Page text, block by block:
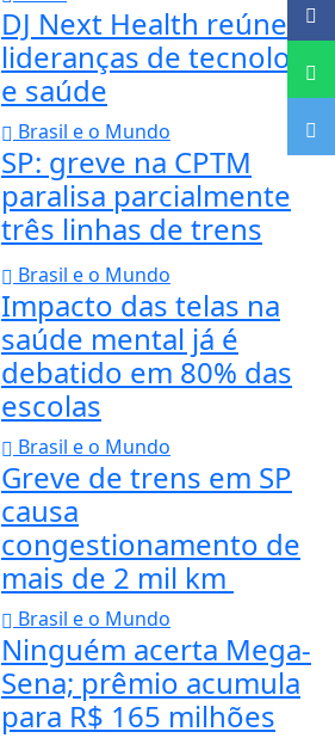
DJ Next Health reúne
lideranças de tecnologia
e saúde
Brasil e o Mundo
SP: greve na CPTM
paralisa parcialmente
três linhas de trens
Brasil e o Mundo
Impacto das telas na
saúde mental já é
debatido em 80% das
escolas
Brasil e o Mundo
Greve de trens em SP
causa
congestionamento de
mais de 2 mil km
Brasil e o Mundo
Ninguém acerta Mega-
Sena; prêmio acumula
para R$ 165 milhões